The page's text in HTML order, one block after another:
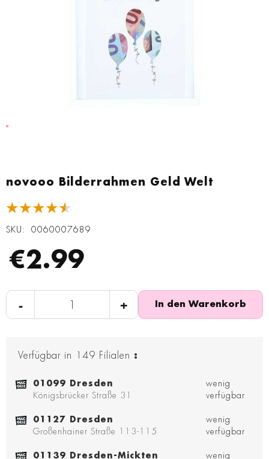
novooo Bilderrahmen Geld Welt
★★★★★
SKU 0060007689
€2.99
- + In den Warenkorb
Verfügbar in 149 Filialen :
01099 Dresden
Königsbrücker Straße 31
wenig
verfügbar
01127 Dresden
Großenhainer Straße 113-115
wenig
verfügbar
01139 Dresden-Mickten
wenig
Anfang
Bildgalerie